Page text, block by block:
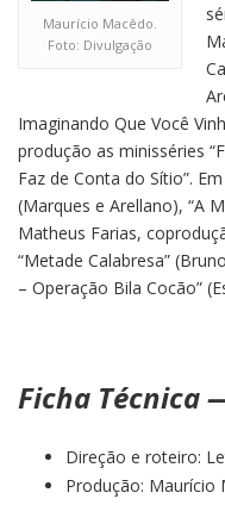
Maurício Macêdo.
Foto: Divulgação
Imaginando Que Você
produção as minisséries
Faz de Conta do Sítio”.
(Marques e Arellano), “A
Matheus Farias,
“Metade Calabresa”
– Operação Bila Cocão”
Ficha Técnica
Direção e roteiro:
Produção: Maurício